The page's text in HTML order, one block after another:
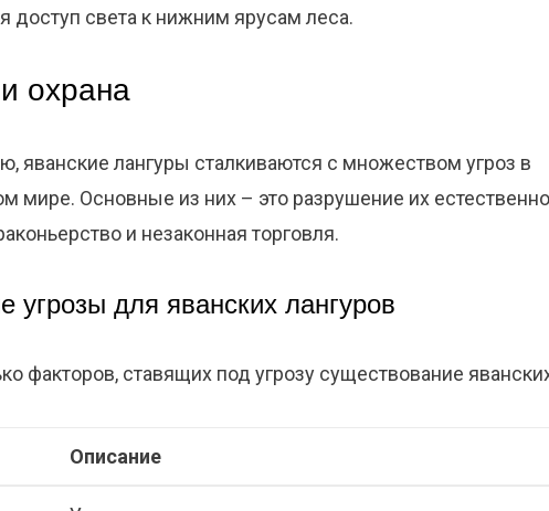
доступ света к нижним ярусам леса.
охрана
яванские лангуры сталкиваются с множеством угроз в
мире. Основные из них – это разрушение их
и незаконная торговля.
угрозы для яванских лангуров
факторов, ставящих под угрозу существование
Описание